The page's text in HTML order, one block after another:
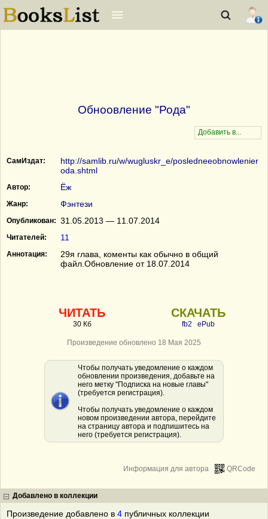
Обноовление "Рода"
СамИздат:
http://samlib.ru/w/wugluskr_e/posledneeobnowlenier
oda.shtml
Автор: Ёж
Жанр: Фэнтези
Опубликован: 31.05.2013 — 11.07.2014
Читателей: 11
Аннотация:
29я глава, коменты как обычно в общий
файл.Обновление от 18.07.2014
ЧИТАТЬ
30 Кб
СКАЧАТЬ
fb2 ePub
Произведение обновлено 18 Мая 2025
Чтобы получать уведомление о каждом
обновлении произведения, добавьте на
него метку "Подписка на новые главы"
(требуется регистрация).
Чтобы получать уведомление о каждом
новом произведении автора, перейдите
на страницу автора и подпишитесь на
него (требуется регистрация).
QRCode
Информация для автора
Добавлено в коллекции
Произведение добавлено в 4 публичных коллекции